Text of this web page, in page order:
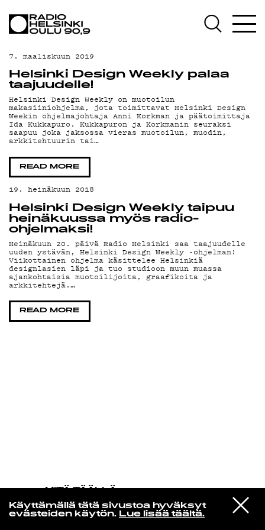
Käyttämällä tätä sivustoa hyväksyt
evästeiden käytön. Lue lisää täältä.
VIESTI
STUDIOON
MITÄ TÄÄLLÄ
The Durutti Column
Without Mercy 1
AJANKOHTAISTA
OHJELMAT
TEKIJÄT
ON-DEMAND
PODCAST
MAINOSTA
YHTEYSTIEDOT
G LIVELAB
YSTÄVÄKLUBI
TIETOSUOJA
KIRJAUDU SISÄÄN
7. maaliskuun 2019
Helsinki Design Weekly palaa
taajuudelle!
Helsinki Design Weekly on muotoilun
makasiiniohjelma, jota toimittavat Helsinki Design
Weekin ohjelmajohtaja Anni Korkman ja päätoimittaja
Ida Kukkapuro. Kukkapuron ja Korkmanin seuraksi
saapuu joka jaksossa vieras muotoilun, muodin,
arkkitehtuurin tai…
READ MORE
19. heinäkuun 2018
Helsinki Design Weekly taipuu
heinäkuussa myös radio-
ohjelmaksi!
Heinäkuun 20. päivä Radio Helsinki saa taajuudelle
uuden ystävän, Helsinki Design Weekly -ohjelman!
Viikottainen ohjelma käsittelee Helsinkiä
designlasien läpi ja tuo studioon muun muassa
ajankohtaisia muotoilijoita, graafikoita ja
arkkitehtejä.…
READ MORE